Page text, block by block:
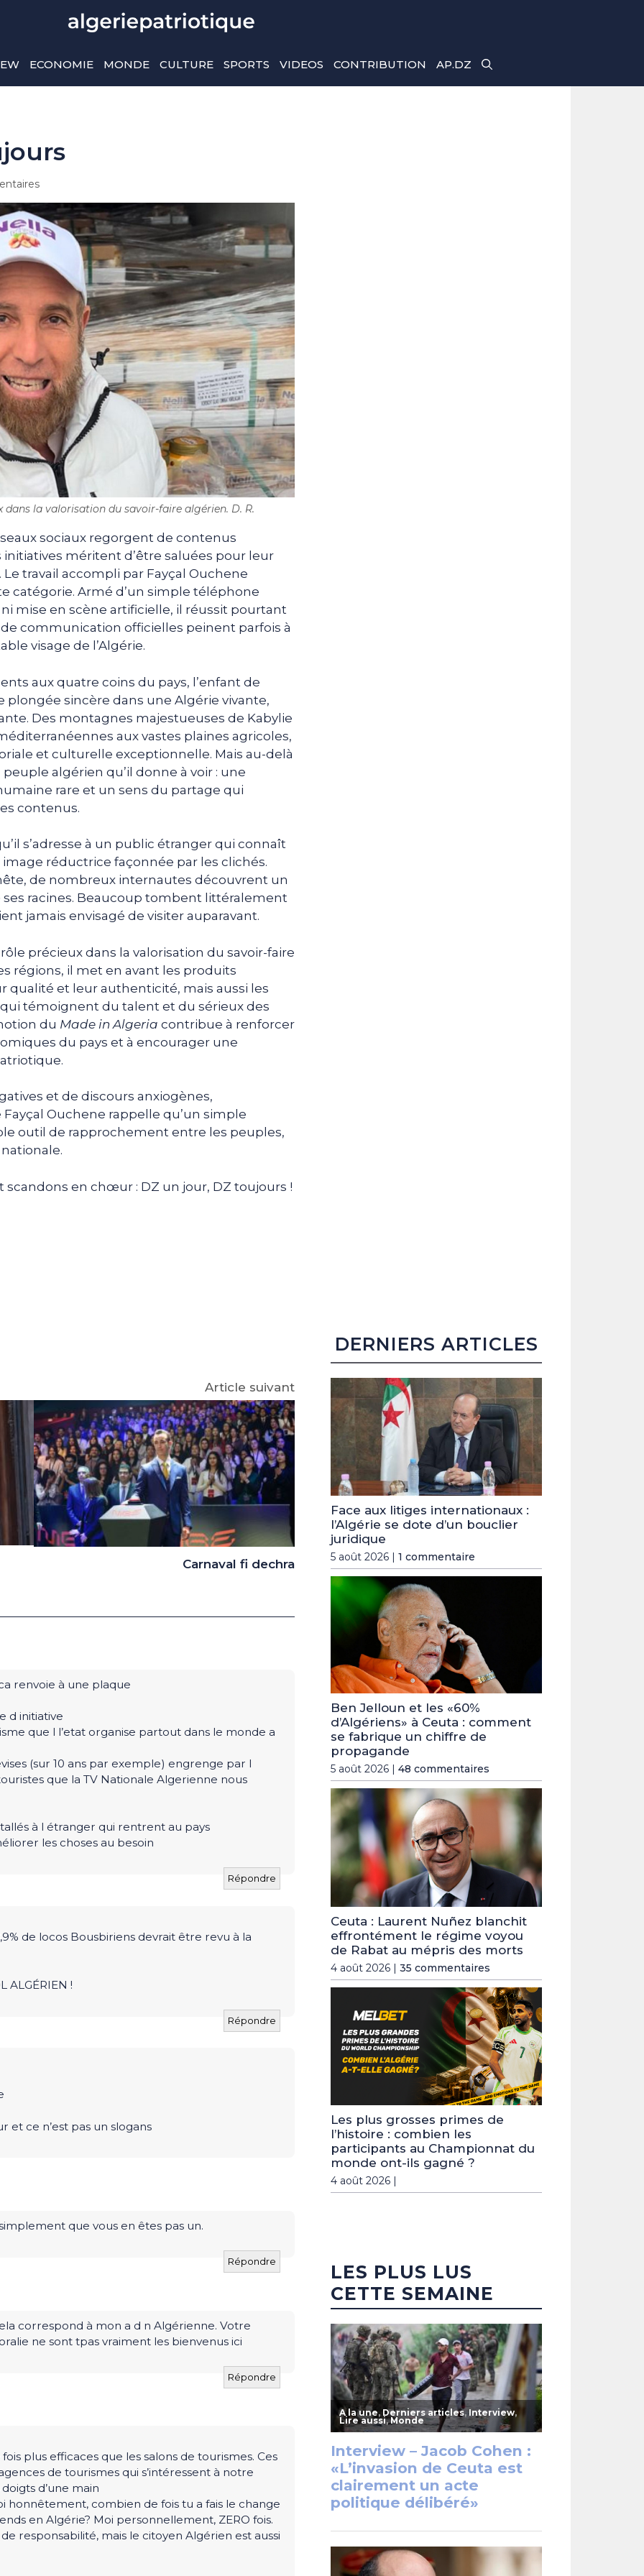
ECONOMIE MONDE CULTURE SPORTS VIDEOS CONTRIBUTION AP.DZ
dans la valorisation du savoir-faire algérien. D. R.
sociaux regorgent de contenus
méritent d’être saluées pour leur
travail accompli par Fayçal Ouchene
catégorie. Armé d’un simple téléphone
mise en scène artificielle, il réussit pourtant
communication officielles peinent parfois à
visage de l’Algérie.
aux quatre coins du pays, l’enfant de
sincère dans une Algérie vivante,
Des montagnes majestueuses de Kabylie
aux vastes plaines agricoles,
et culturelle exceptionnelle. Mais au-delà
algérien qu’il donne à voir : une
rare et un sens du partage qui
contenus.
s’adresse à un public étranger qui connaît
réductrice façonnée par les clichés.
de nombreux internautes découvrent un
racines. Beaucoup tombent littéralement
jamais envisagé de visiter auparavant.
précieux dans la valorisation du savoir-faire
régions, il met en avant les produits
qualité et leur authenticité, mais aussi les
témoignent du talent et du sérieux des
du Made in Algeria contribue à renforcer
du pays et à encourager une
et de discours anxiogènes,
Ouchene rappelle qu’un simple
outil de rapprochement entre les peuples,
scandons en chœur : DZ un jour, DZ toujours !
Article suivant
Carnaval fi dechra
renvoie à une plaque
d initiative
que l l’etat organise partout dans le monde a
(sur 10 ans par exemple) engrenge par l
que la TV Nationale Algerienne nous
à l étranger qui rentrent au pays
les choses au besoin
Répondre
de locos Bousbiriens devrait être revu à la
ALGÉRIEN !
Répondre
et ce n’est pas un slogans
que vous en êtes pas un.
Répondre
correspond à mon a d n Algérienne. Votre
ne sont tpas vraiment les bienvenus ici
Répondre
plus efficaces que les salons de tourismes. Ces
de tourismes qui s’intéressent à notre
d’une main
honnêtement, combien de fois tu a fais le change
en Algérie? Moi personnellement, ZERO fois.
responsabilité, mais le citoyen Algérien est aussi
DERNIERS ARTICLES
Face aux litiges internationaux :
l’Algérie se dote d’un bouclier
juridique
5 août 2026 | 1 commentaire
Ben Jelloun et les «60%
d’Algériens» à Ceuta : comment
se fabrique un chiffre de
propagande
5 août 2026 | 48 commentaires
Ceuta : Laurent Nuñez blanchit
effrontément le régime voyou
de Rabat au mépris des morts
4 août 2026 | 35 commentaires
Les plus grosses primes de
l’histoire : combien les
participants au Championnat du
monde ont-ils gagné ?
4 août 2026 |
LES PLUS LUS
CETTE SEMAINE